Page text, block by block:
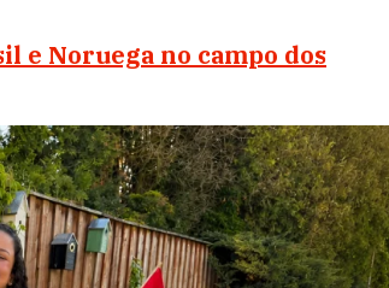
e Noruega no campo dos